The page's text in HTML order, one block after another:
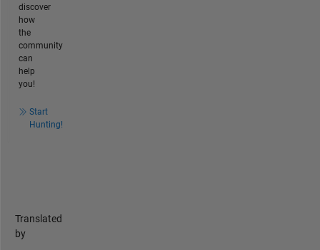
discover
how
the
community
can
help
you!
Start
Hunting!
Translated
by